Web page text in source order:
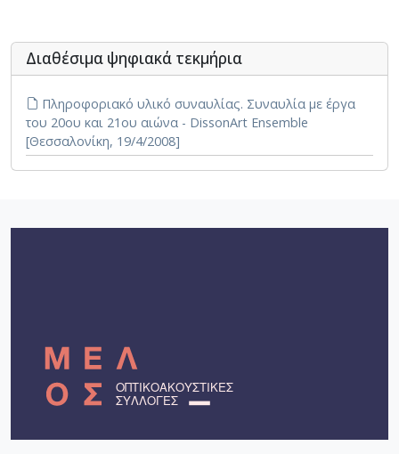
Διαθέσιμα ψηφιακά τεκμήρια
Πληροφοριακό υλικό συναυλίας. Συναυλία με έργα
του 20ου και 21ου αιώνα - DissonArt Ensemble
[Θεσσαλονίκη, 19/4/2008]